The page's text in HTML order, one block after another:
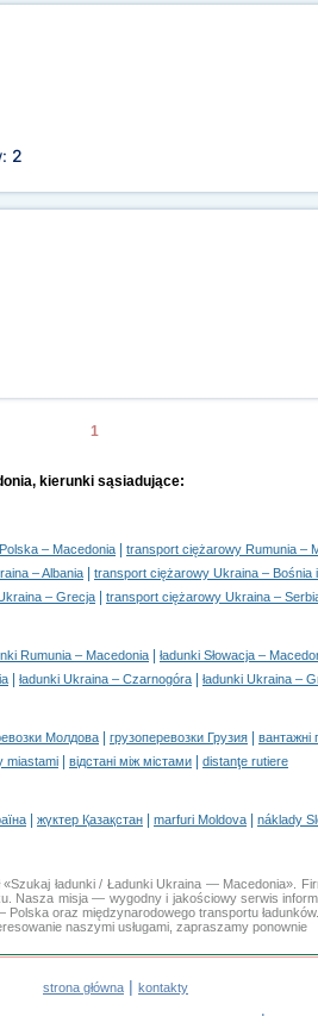
2
1
kierunki sąsiadujące:
– Macedonia transport ciężarowy Rumunia –
– Albania transport ciężarowy Ukraina – Bośnia
– Grecja transport ciężarowy Ukraina –
Rumunia – Macedonia ładunki Słowacja –
ładunki Ukraina – Czarnogóra ładunki Ukraina –
Молдова грузоперевозки Грузия вантажні
miastami відстані між містами distanţe rutiere
жүктер Қазақстан marfuri Moldova náklady
«Szukaj ładunki / Ładunki Ukraina — Macedonia».
Nasza misja — wygodny i jakościowy serwis
Polska oraz międzynarodowego transportu
naszymi usługami, zapraszamy ponownie
strona główna | kontakty